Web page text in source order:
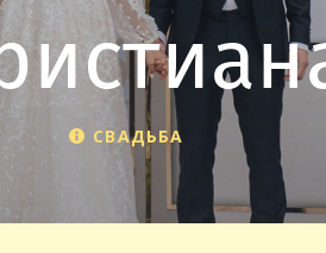
СВАДЬБА